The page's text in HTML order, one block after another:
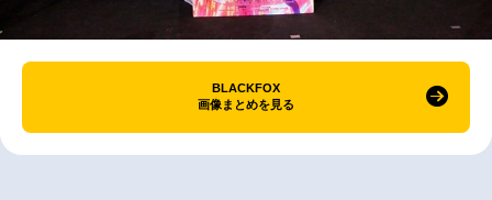
BLACKFOX
画像まとめを見る